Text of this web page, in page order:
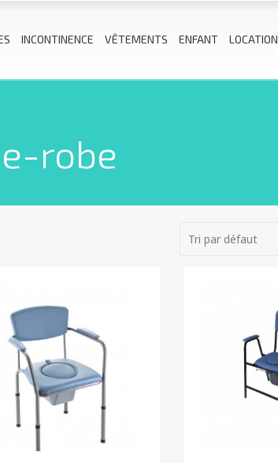
INCONTINENCE VÊTEMENTS ENFANT LOCATION
robe
Tri par défaut